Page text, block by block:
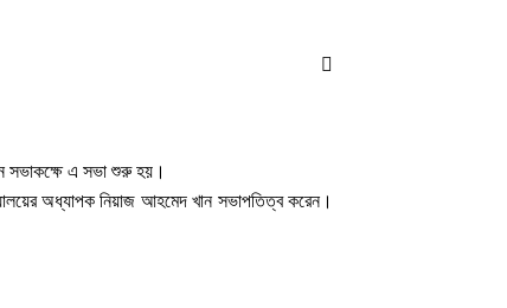
সভাকক্ষে এ সভা শুরু হয়।
অধ্যাপক নিয়াজ আহমেদ খান সভাপতিত্ব করেন।